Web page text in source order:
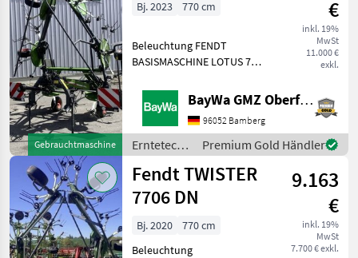
Gebrauchtmaschine
€
inkl. 19%
MwSt
11.000 €
exkl.
Bj. 2023 770 cm
Beleuchtung FENDT
BASISMASCHINE LOTUS 770
BELEUCHTUNG LOTUS
DREIPUNKTANBAU
STANDARDGELENKWELLE
MONTIERTArbeitsbreite: 7.7
mTransportbreite: 2,
95mAbstellh
BayWa GMZ Oberfranken
96052 Bamberg
Erntetechnik
Grünland /
Fendt
Premium Gold Händler
Fendt TWISTER
7706 DN
9.163
€
inkl. 19%
MwSt
7.700 € exkl.
Bj. 2020
770 cm
Beleuchtung